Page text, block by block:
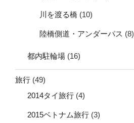
川を渡る橋 (10)
陸橋側道・アンダーパス (8)
都内駐輪場 (16)
旅行 (49)
2014タイ旅行 (4)
2015ベトナム旅行 (3)